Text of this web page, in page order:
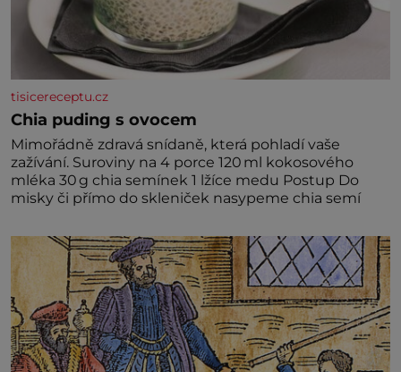
tisicereceptu.cz
Chia puding s ovocem
Mimořádně zdravá snídaně, která pohladí vaše
zažívání. Suroviny na 4 porce 120 ml kokosového
mléka 30 g chia semínek 1 lžíce medu Postup Do
misky či přímo do skleniček nasypeme chia semí